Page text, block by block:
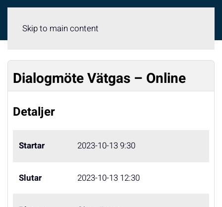
Skip to main content
Dialogmöte Vätgas – Online
Detaljer
Startar 2023-10-13 9:30
Slutar 2023-10-13 12:30